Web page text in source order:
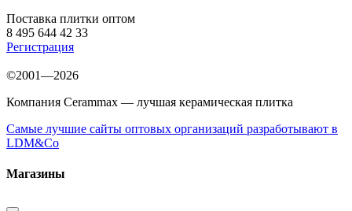
Поставка плитки оптом
8 495 644 42 33
Регистрация
©2001—2026
Компания Cerammax — лучшая керамическая плитка
Самые лучшие сайты оптовых организаций разработывают в
LDM&Co
Магазины